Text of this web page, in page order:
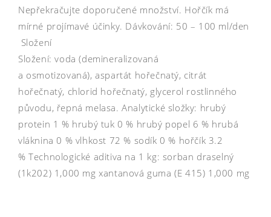
Nepřekračujte doporučené množství. Hořčík má
mírné projímavé účinky. Dávkování: 50 – 100 ml/den
Složení
Složení: voda (demineralizovaná
a osmotizovaná), aspartát hořečnatý, citrát
hořečnatý, chlorid hořečnatý, glycerol rostlinného
původu, řepná melasa. Analytické složky: hrubý
protein 1 % hrubý tuk 0 % hrubý popel 6 % hrubá
vláknina 0 % vlhkost 72 % sodík 0 % hořčík 3.2
% Technologické aditiva na 1 kg: sorban draselný
(1k202) 1,000 mg xantanová guma (E 415) 1,000 mg